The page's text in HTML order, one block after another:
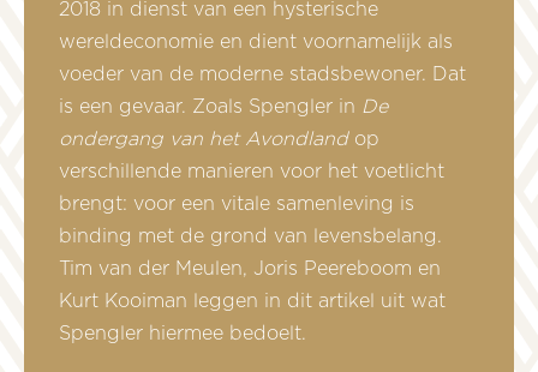
2018 in dienst van een hysterische
wereldeconomie en dient voornamelijk als
voeder van de moderne stadsbewoner. Dat
is een gevaar. Zoals Spengler in De
ondergang van het Avondlandop
verschillende manieren voor het voetlicht
brengt: voor een vitale samenleving is
binding met de grond van levensbelang.
Tim van der Meulen, Joris Peereboom en
Kurt Kooiman leggen in dit artikel uit wat
Spengler hiermee bedoelt.